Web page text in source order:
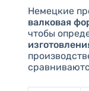
Немецкие
валковая
чтобы